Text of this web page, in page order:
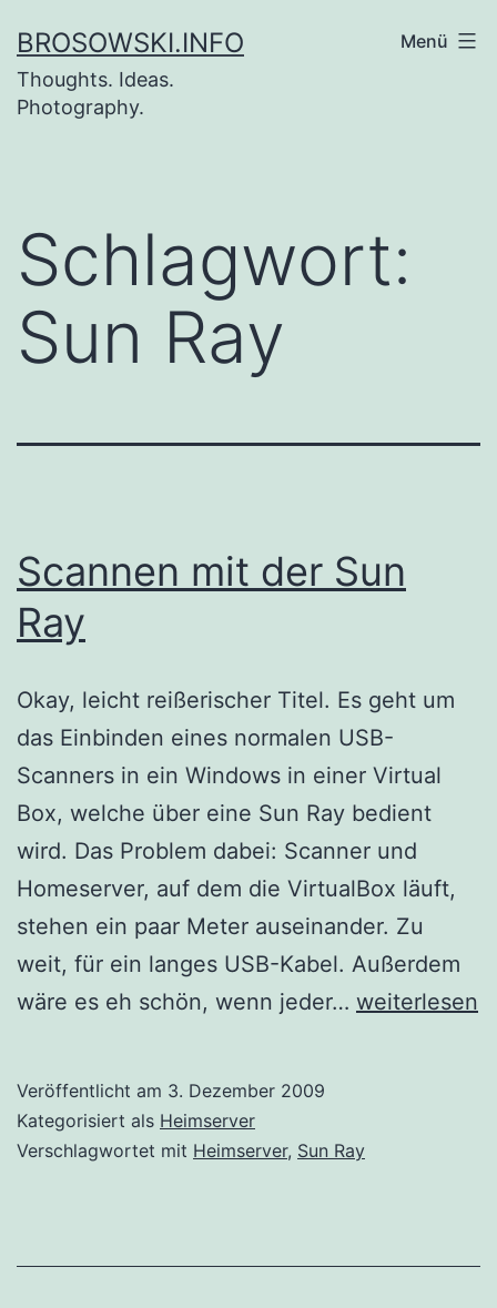
Inhalt
springen
BROSOWSKI.INFO
Thoughts. Ideas.
Photography.
Menü
Schlagwort:
Sun Ray
Scannen mit der Sun
Ray
Okay, leicht reißerischer Titel. Es geht um
das Einbinden eines normalen USB-
Scanners in ein Windows in einer Virtual
Box, welche über eine Sun Ray bedient
wird. Das Problem dabei: Scanner und
Homeserver, auf dem die VirtualBox läuft,
stehen ein paar Meter auseinander. Zu
weit, für ein langes USB-Kabel. Außerdem
wäre es eh schön, wenn jeder… Scannen
Ray
weiterlesen
Veröffentlicht am 3. Dezember 2009
Kategorisiert als Heimserver
Verschlagwortet mit Heimserver, Sun Ray